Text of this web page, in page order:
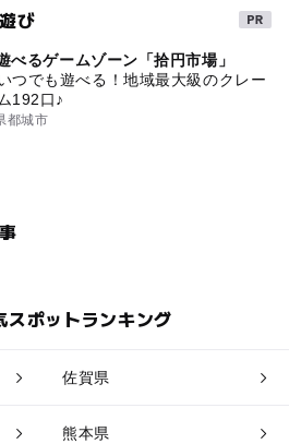
び
るゲームゾーン「拾円市場」
つでも遊べる！地域最大級のクレー
192口♪
都城市
スポットランキング
佐賀県
熊本県